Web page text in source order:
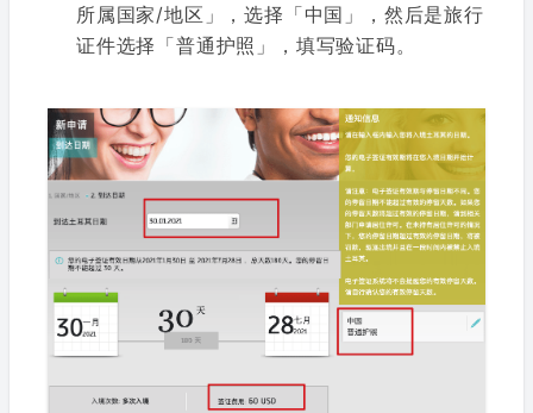
所属国家/地区」，选择「中国」，然后是旅行
证件选择「普通护照」，填写验证码。